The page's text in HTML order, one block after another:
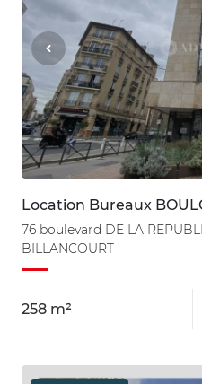
Location Bureaux
76 boulevard DE LA
BILLANCOURT
258 m²